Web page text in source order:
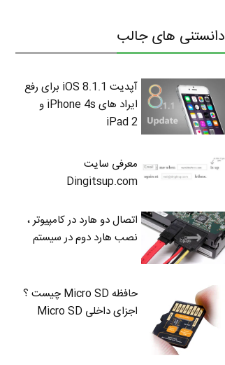
دانستنی های جالب
آپدیت iOS 8.1.1 برای رفع
ایراد های iPhone 4s و
iPad 2
معرفی سایت
Dingitsup.com
اتصال دو هارد در کامپیوتر ،
نصب هارد دوم در سیستم
حافظه Micro SD چیست ؟
اجزای داخلی Micro SD